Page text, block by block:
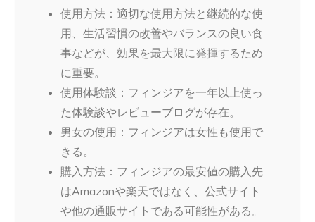
使用方法：適切な使用方法と継続的な使
用、生活習慣の改善やバランスの良い食
事などが、効果を最大限に発揮するため
に重要。
使用体験談：フィンジアを一年以上使っ
た体験談やレビューブログが存在。
男女の使用：フィンジアは女性も使用で
きる。
購入方法：フィンジアの最安値の購入先
はAmazonや楽天ではなく、公式サイト
や他の通販サイトである可能性がある。